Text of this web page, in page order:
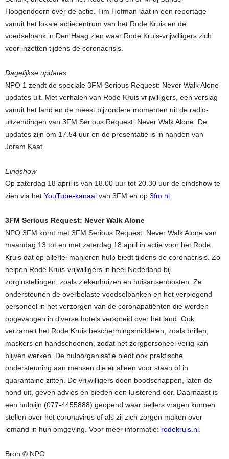
Hoogendoorn over de actie. Tim Hofman laat in een reportage
vanuit het lokale actiecentrum van het Rode Kruis en de
voedselbank in Den Haag zien waar Rode Kruis-vrijwilligers zich
voor inzetten tijdens de coronacrisis.
Dagelijkse updates
NPO 1 zendt de speciale 3FM Serious Request: Never Walk Alone-
updates uit. Met verhalen van Rode Kruis vrijwilligers, een verslag
vanuit het land en de meest bijzondere momenten uit de radio-
uitzendingen van 3FM Serious Request: Never Walk Alone. De
updates zijn om 17.54 uur en de presentatie is in handen van
Joram Kaat.
Eindshow
Op zaterdag 18 april is van 18.00 uur tot 20.30 uur de eindshow te
zien via het YouTube-kanaal van 3FM en op 3fm.nl.
3FM Serious Request: Never Walk Alone
NPO 3FM komt met 3FM Serious Request: Never Walk Alone van
maandag 13 tot en met zaterdag 18 april in actie voor het Rode
Kruis dat op allerlei manieren hulp biedt tijdens de coronacrisis. Zo
helpen Rode Kruis-vrijwilligers in heel Nederland bij
zorginstellingen, zoals ziekenhuizen en huisartsenposten. Ze
ondersteunen de overbelaste voedselbanken en het verplegend
personeel in het verzorgen van de coronapatiënten die worden
opgevangen in diverse hotels verspreid over het land. Ook
verzamelt het Rode Kruis beschermingsmiddelen, zoals brillen,
maskers en handschoenen, zodat het zorgpersoneel veilig kan
blijven werken. De hulporganisatie biedt ook praktische
ondersteuning aan mensen die er alleen voor staan of in
quarantaine zitten. De vrijwilligers doen boodschappen, laten de
hond uit, geven advies en bieden een luisterend oor. Daarnaast is
een hulplijn (077-4455888) geopend waar bellers vragen kunnen
stellen over het coronavirus of als zij zich zorgen maken over
iemand in hun omgeving. Voor meer informatie: rodekruis.nl.
Bron © NPO